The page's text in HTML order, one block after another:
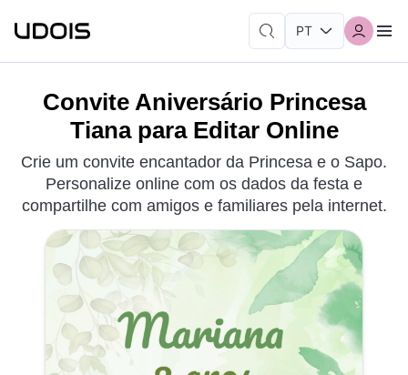
Convite Aniversário Princesa
Tiana para Editar Online
Crie um convite encantador da Princesa e o Sapo.
Personalize online com os dados da festa e
compartilhe com amigos e familiares pela internet.